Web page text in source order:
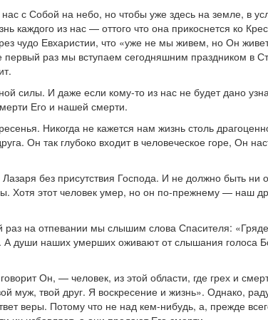
с Собой на небо, но чтобы уже здесь на земле, в
каждого из нас — оттого что она прикоснется ко
чудо Евхаристии, что «уже не мы живем, но Он
раз мы вступаем сегодняшним праздником в
силы. И даже если кому-то из нас не будет дано
Его и нашей смерти.
Никогда не кажется нам жизнь столь
Он так глубоко входит в человеческое горе, Он
без присутствия Господа. И не должно быть ни
Хотя этот человек умер, но он по-прежнему — наш
на отпевании мы слышим слова Спасителя:
души наших умерших оживают от слышания голоса
Он, — человек, из этой области, где грех и
муж, твой друг. Я воскресение и жизнь». Однако,
веры. Потому что не над кем-нибудь, а, прежде